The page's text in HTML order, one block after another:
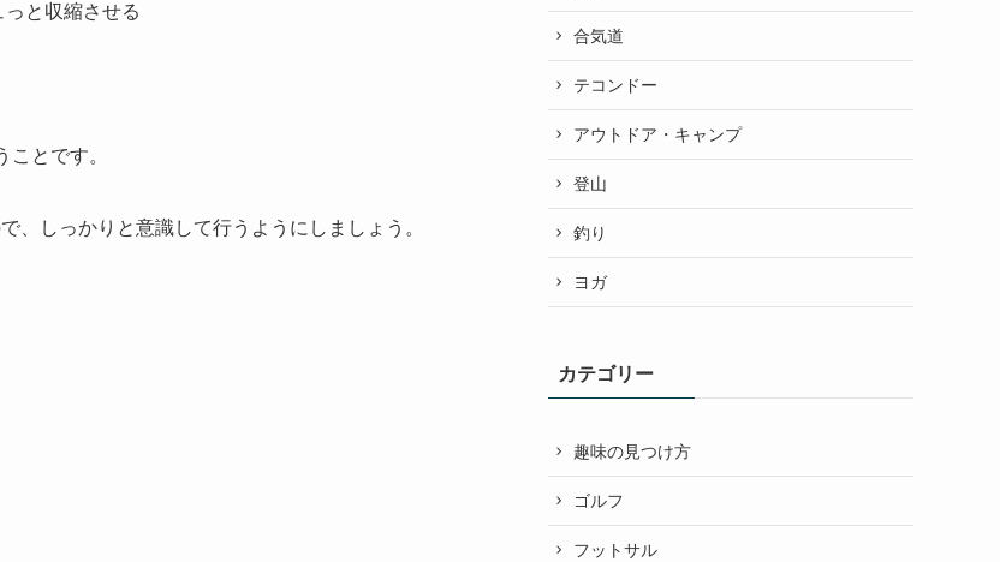
と収縮させる
とです。
、しっかりと意識して行うようにしましょう。
合気道
テコンドー
アウトドア・キャンプ
登山
釣り
ヨガ
カテゴリー
趣味の見つけ方
ゴルフ
フットサル